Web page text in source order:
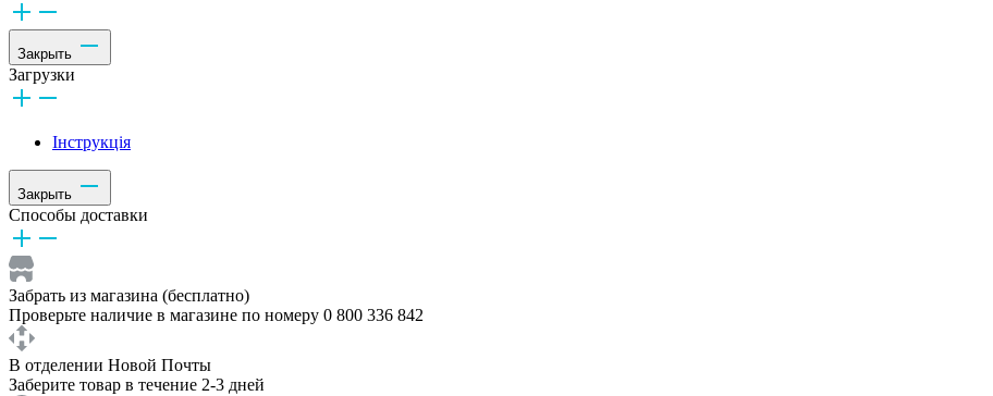
Закрыть
Загрузки
Інструкція
Закрыть
Способы доставки
Забрать из магазина (бесплатно)
Проверьте наличие в магазине по номеру 0 800 336 842
В отделении Новой Почты
Заберите товар в течение 2-3 дней